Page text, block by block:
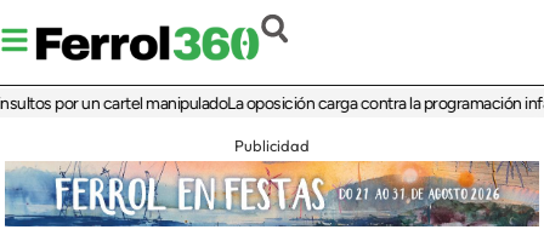
por un cartel manipuladoLa oposición carga contra la programación infantil
Publicidad